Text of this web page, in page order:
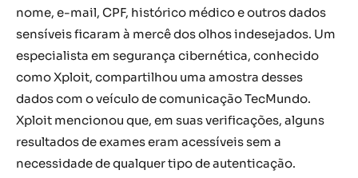
nome, e-mail, CPF, histórico médico e outros dados
sensíveis ficaram à mercê dos olhos indesejados. Um
especialista em segurança cibernética, conhecido
como Xploit, compartilhou uma amostra desses
dados com o veículo de comunicação TecMundo.
Xploit mencionou que, em suas verificações, alguns
resultados de exames eram acessíveis sem a
necessidade de qualquer tipo de autenticação.